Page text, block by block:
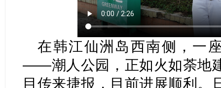
在韩江仙洲岛西南侧，一
——潮人公园，正如火如荼地
目传来捷报，目前进展顺利。